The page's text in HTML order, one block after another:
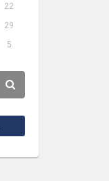
22
29
5